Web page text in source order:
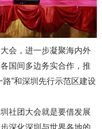
会，进一步凝聚海内外
国间多边务实合作，推
”和深圳先行示范区建设
社团大会就是要借发展
深化深圳与世界各地的